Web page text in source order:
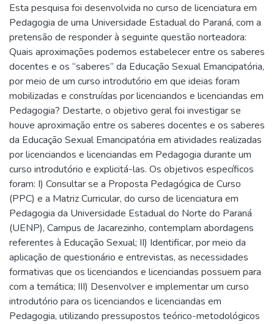
Esta pesquisa foi desenvolvida no curso de licenciatura em
Pedagogia de uma Universidade Estadual do Paraná, com a
pretensão de responder à seguinte questão norteadora:
Quais aproximações podemos estabelecer entre os saberes
docentes e os “saberes” da Educação Sexual Emancipatória,
por meio de um curso introdutório em que ideias foram
mobilizadas e construídas por licenciandos e licenciandas em
Pedagogia? Destarte, o objetivo geral foi investigar se
houve aproximação entre os saberes docentes e os saberes
da Educação Sexual Emancipatória em atividades realizadas
por licenciandos e licenciandas em Pedagogia durante um
curso introdutório e explicitá-las. Os objetivos específicos
foram: I) Consultar se a Proposta Pedagógica de Curso
(PPC) e a Matriz Curricular, do curso de licenciatura em
Pedagogia da Universidade Estadual do Norte do Paraná
(UENP), Campus de Jacarezinho, contemplam abordagens
referentes à Educação Sexual; II) Identificar, por meio da
aplicação de questionário e entrevistas, as necessidades
formativas que os licenciandos e licenciandas possuem para
com a temática; III) Desenvolver e implementar um curso
introdutório para os licenciandos e licenciandas em
Pedagogia, utilizando pressupostos teórico-metodológicos